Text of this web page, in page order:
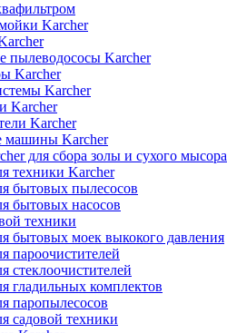
Karcher
пылеводососы Karcher
Karcher
Karcher
Karcher
Karcher
машины Karcher
для сбора золы и сухого мысора
техники Karcher
бытовых пылесосов
бытовых насосов
техники
бытовых моек выкокого давления
пароочистителей
стеклоочистителей
гладильных комплектов
паропылесосов
садовой техники